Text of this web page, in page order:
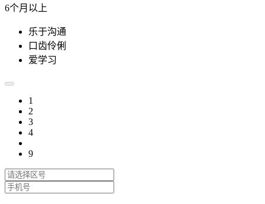
6个月以上
乐于沟通
口齿伶俐
爱学习
1
2
3
4
9